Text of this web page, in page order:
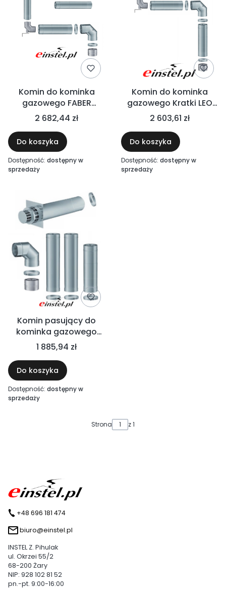
Komin do kominka
gazowego FABER
MATRIX 130/200 - Ø130
w szacht
2 682,44 zł
Do koszyka
Dostępność: dostępny w
sprzedaży
Komin do kominka
gazowego Kratki LEO
100/150 - Ø100 do
szachtu
2 603,61 zł
Do koszyka
Dostępność: dostępny w
sprzedaży
Komin pasujący do
kominka gazowego
Kratki LEO 100/150 -
wyrzut przez boczną
ścianę
1 885,94 zł
Do koszyka
Dostępność: dostępny w
sprzedaży
Strona z 1
+48 696 181 474
biuro@einstel.pl
INSTEL Z. Pihulak
ul. Okrzei 55/2
68-200 Żary
NIP: 928 102 81 52
pn.-pt. 9:00-16:00